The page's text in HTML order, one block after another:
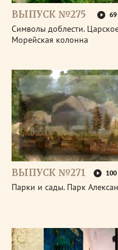
ВЫПУСК №275 69
Символы доблести.
Морейская колонна
ВЫПУСК №271 100
Парки и сады. Парк